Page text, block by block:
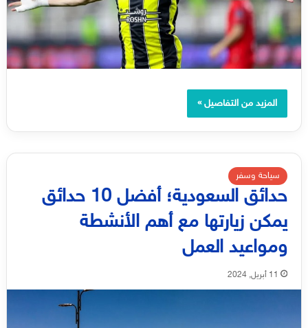
المزيد من التفاصيل »
سياحة وسفر
حدائق السعودية؛ أفضل 10 حدائق
يمكن زيارتها مع أهم الأنشطة
ومواعيد العمل
11 أبريل, 2024